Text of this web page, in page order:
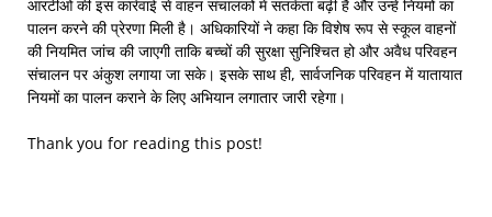
आरटीओ की इस कार्रवाई से वाहन संचालकों में सतर्कता बढ़ी है और उन्हें नियमों का
पालन करने की प्रेरणा मिली है। अधिकारियों ने कहा कि विशेष रूप से स्कूल वाहनों
की नियमित जांच की जाएगी ताकि बच्चों की सुरक्षा सुनिश्चित हो और अवैध परिवहन
संचालन पर अंकुश लगाया जा सके। इसके साथ ही, सार्वजनिक परिवहन में यातायात
नियमों का पालन कराने के लिए अभियान लगातार जारी रहेगा।
Thank you for reading this post!